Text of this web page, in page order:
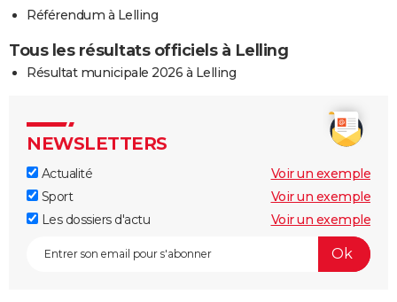
Référendum à Lelling
Tous les résultats officiels à Lelling
Résultat municipale 2026 à Lelling
NEWSLETTERS
Actualité
Voir un exemple
Sport
Voir un exemple
Les dossiers d'actu
Voir un exemple